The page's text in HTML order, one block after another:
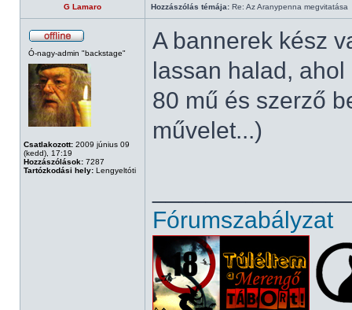
G Lamaro Hozzászólás témája: Re: Az Aranypenna megvitatása
Ó-nagy-admin "backstage"
Csatlakozott: 2009 június 09
(kedd), 17:19
Hozzászólások: 7287
Tartózkodási hely: Lengyeltóti
A bannerek kész
lassan halad,
80 mű és szerző
művelet...)
Fórumszabályzat